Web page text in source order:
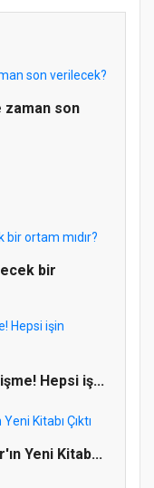
Sınavı
zaman son
bir
Hepsi iş...
Yeni Kitab...